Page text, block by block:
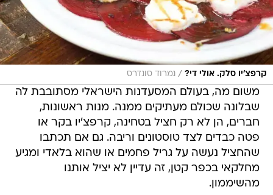
קרפצ'יו סלק. אולי די? / נמרוד סונדרס
משום מה, בעולם המסעדנות הישראלי מסתובבת לה
שבלונה שכולם מעתיקים ממנה. מנות ראשונות,
חברים, הן לא רק חציל בטחינה, קרפצ'יו בקר או
פטה כבדים לצד טוסטונים וריבה. גם אם תכתבו
שהחציל נעשה על גריל פחמים או שהוא בלאדי ומגיע
מחלקאי בכפר קטן, זה עדיין לא יציל אותנו
מהשיממון.